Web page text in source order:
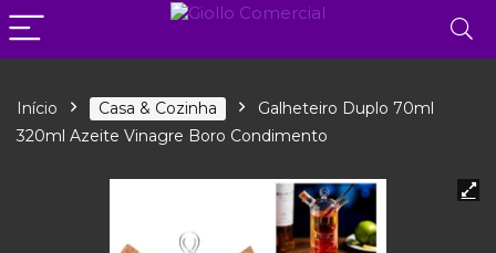
Início Casa & Cozinha
Galheteiro Duplo 70ml
320ml Azeite Vinagre Boro Condimento